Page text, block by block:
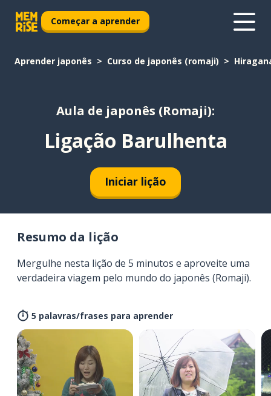
Começar a aprender
Aprender japonês Curso de japonês (romaji)
Aula de japonês (Romaji):
Ligação Barulhenta
Iniciar lição
Resumo da lição
Mergulhe nesta lição de 5 minutos e aproveite uma
verdadeira viagem pelo mundo do japonês (Romaji).
5 palavras/frases para aprender